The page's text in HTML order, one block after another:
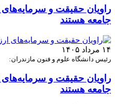
راویان حقیقت و
جامعه هستند
۱۴ مرداد ۱۴۰۵
رئیس دانشگاه علوم و فنون مازندران:
راویان حقیقت و
جامعه هستند